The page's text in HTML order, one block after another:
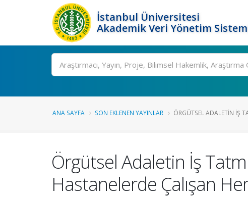
İstanbul Üniversitesi
Akademik Veri Yönetim
Ara
ANA SAYFA SON EKLENEN YAYINLAR ÖRGÜTSEL ADALETIN İŞ
Örgütsel Adaletin İş
Hastanelerde Çalışan